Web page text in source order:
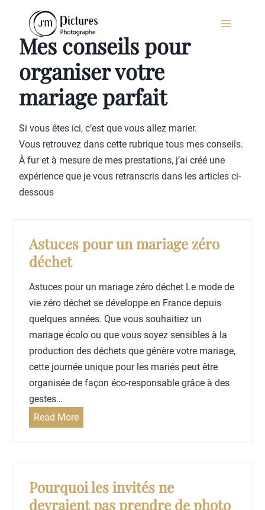
contenuMes conseils pour
organiser votre
mariage parfait
Si vous êtes ici, c’est que vous allez marier.
Vous retrouvez dans cette rubrique tous mes conseils.
À fur et à mesure de mes prestations, j’ai créé une
expérience que je vous retranscris dans les articles ci-
dessous
Astuces pour un mariage zéro
déchet
Astuces pour un mariage zéro déchet Le mode de
vie zéro déchet se développe en France depuis
quelques années. Que vous souhaitiez un
mariage écolo ou que vous soyez sensibles à la
production des déchets que génère votre mariage,
cette journée unique pour les mariés peut être
organisée de façon éco-responsable grâce à des
gestes…
Read MoreA
e
Pourquoi les invités ne
devraient pas prendre de photo